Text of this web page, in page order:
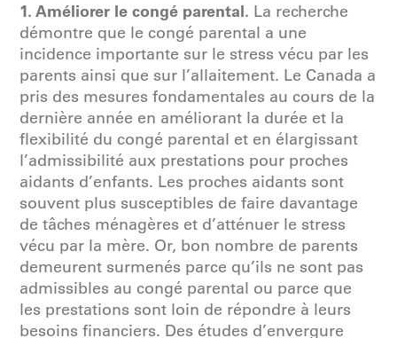
1. Améliorer le congé parental. La recherche
démontre que le congé parental a une
incidence importante sur le stress vécu par les
parents ainsi que sur l’allaitement. Le Canada a
pris des mesures fondamentales au cours de la
dernière année en améliorant la durée et la
flexibilité du congé parental et en élargissant
l’admissibilité aux prestations pour proches
aidants d’enfants. Les proches aidants sont
souvent plus susceptibles de faire davantage
de tâches ménagères et d’atténuer le stress
vécu par la mère. Or, bon nombre de parents
demeurent surmenés parce qu’ils ne sont pas
admissibles au congé parental ou parce que
les prestations sont loin de répondre à leurs
besoins financiers. Des études d’envergure